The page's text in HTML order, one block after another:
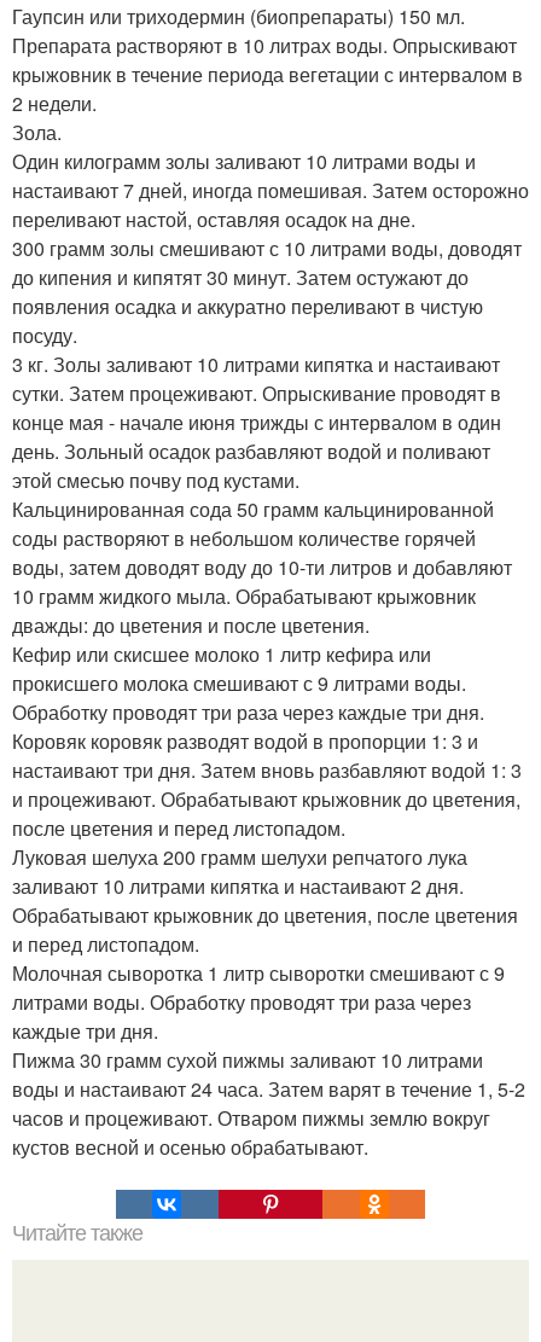
Гаупсин или триходермин (биопрепараты) 150 мл.
Препарата растворяют в 10 литрах воды. Опрыскивают
крыжовник в течение периода вегетации с интервалом в
2 недели.
Зола.
Один килограмм золы заливают 10 литрами воды и
настаивают 7 дней, иногда помешивая. Затем осторожно
переливают настой, оставляя осадок на дне.
300 грамм золы смешивают с 10 литрами воды, доводят
до кипения и кипятят 30 минут. Затем остужают до
появления осадка и аккуратно переливают в чистую
посуду.
3 кг. Золы заливают 10 литрами кипятка и настаивают
сутки. Затем процеживают. Опрыскивание проводят в
конце мая - начале июня трижды с интервалом в один
день. Зольный осадок разбавляют водой и поливают
этой смесью почву под кустами.
Кальцинированная сода 50 грамм кальцинированной
соды растворяют в небольшом количестве горячей
воды, затем доводят воду до 10-ти литров и добавляют
10 грамм жидкого мыла. Обрабатывают крыжовник
дважды: до цветения и после цветения.
Кефир или скисшее молоко 1 литр кефира или
прокисшего молока смешивают с 9 литрами воды.
Обработку проводят три раза через каждые три дня.
Коровяк коровяк разводят водой в пропорции 1: 3 и
настаивают три дня. Затем вновь разбавляют водой 1: 3
и процеживают. Обрабатывают крыжовник до цветения,
после цветения и перед листопадом.
Луковая шелуха 200 грамм шелухи репчатого лука
заливают 10 литрами кипятка и настаивают 2 дня.
Обрабатывают крыжовник до цветения, после цветения
и перед листопадом.
Молочная сыворотка 1 литр сыворотки смешивают с 9
литрами воды. Обработку проводят три раза через
каждые три дня.
Пижма 30 грамм сухой пижмы заливают 10 литрами
воды и настаивают 24 часа. Затем варят в течение 1, 5-2
часов и процеживают. Отваром пижмы землю вокруг
кустов весной и осенью обрабатывают.
Читайте также